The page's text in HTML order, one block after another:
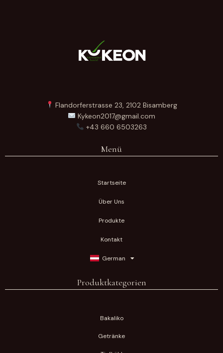
Flandorferstrasse 23, 2102 Bisamberg
Kykeon2017@gmail.com
+43 660 6503263
Menü
Startseite
Über Uns
Produkte
Kontakt
German
Produktkategorien
Bakaliko
Getränke